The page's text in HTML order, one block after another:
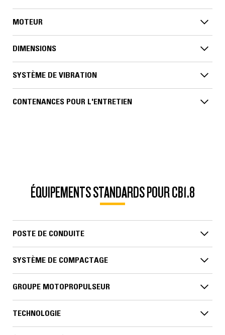
MOTEUR
DIMENSIONS
SYSTÈME DE VIBRATION
CONTENANCES POUR L'ENTRETIEN
ÉQUIPEMENTS STANDARDS POUR CB1.8
POSTE DE CONDUITE
SYSTÈME DE COMPACTAGE
GROUPE MOTOPROPULSEUR
TECHNOLOGIE